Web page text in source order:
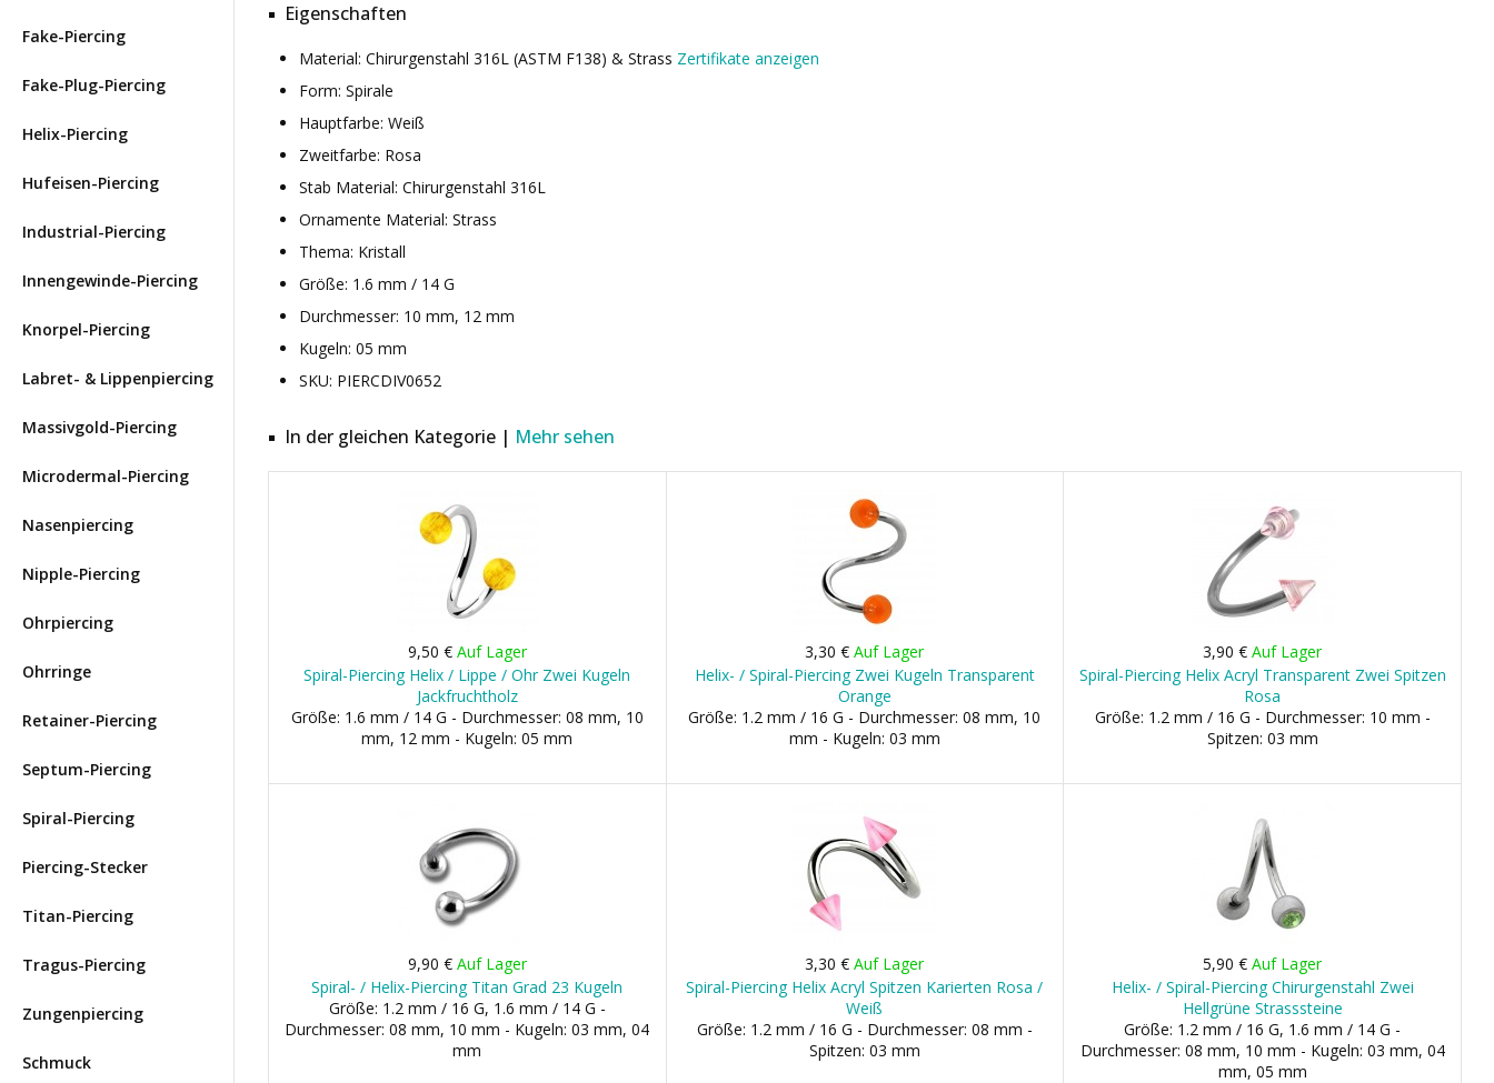
Fake-Piercing
Fake-Plug-Piercing
Helix-Piercing
Hufeisen-Piercing
Industrial-Piercing
Innengewinde-Piercing
Knorpel-Piercing
Labret- & Lippenpiercing
Massivgold-Piercing
Microdermal-Piercing
Nasenpiercing
Nipple-Piercing
Ohrpiercing
Ohrringe
Retainer-Piercing
Septum-Piercing
Spiral-Piercing
Piercing-Stecker
Titan-Piercing
Tragus-Piercing
Zungenpiercing
Schmuck
Eigenschaften
Material: Chirurgenstahl 316L (ASTM F138) & Strass Zertifikate anzeigen
Form: Spirale
Hauptfarbe: Weiß
Zweitfarbe: Rosa
Stab Material: Chirurgenstahl 316L
Ornamente Material: Strass
Thema: Kristall
Größe: 1.6 mm / 14 G
Durchmesser: 10 mm, 12 mm
Kugeln: 05 mm
SKU: PIERCDIV0652
In der gleichen Kategorie | Mehr sehen
9,50 € Auf Lager
Spiral-Piercing Helix / Lippe / Ohr Zwei Kugeln
Jackfruchtholz
Größe: 1.6 mm / 14 G - Durchmesser: 08 mm, 10
mm, 12 mm - Kugeln: 05 mm
3,30 €Auf Lager
Helix- / Spiral-Piercing Zwei Kugeln Transparent
Orange
Größe: 1.2 mm / 16 G - Durchmesser: 08 mm, 10
mm - Kugeln: 03 mm
3,90 €Auf Lager
Spiral-Piercing Helix Acryl Transparent Zwei Spitzen
Rosa
Größe: 1.2 mm / 16 G - Durchmesser: 10 mm -
Spitzen: 03 mm
9,90 € Auf Lager
Spiral- / Helix-Piercing Titan Grad 23 Kugeln
Größe: 1.2 mm / 16 G, 1.6 mm / 14 G -
Durchmesser: 08 mm, 10 mm - Kugeln: 03 mm, 04
mm
3,30 €Auf Lager
Spiral-Piercing Helix Acryl Spitzen Karierten Rosa /
Weiß
Größe: 1.2 mm / 16 G - Durchmesser: 08 mm -
Spitzen: 03 mm
5,90 €Auf Lager
Helix- / Spiral-Piercing Chirurgenstahl Zwei
Hellgrüne Strasssteine
Größe: 1.2 mm / 16 G, 1.6 mm / 14 G -
Durchmesser: 08 mm, 10 mm - Kugeln: 03 mm, 04
mm, 05 mm